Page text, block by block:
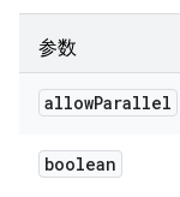
参数
allowParallel
boolean